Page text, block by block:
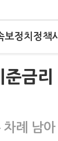
보정치 정책
금리
례 남아